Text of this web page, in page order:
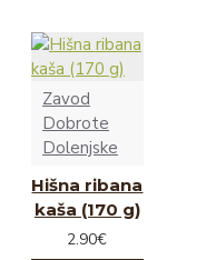
Zavod
Dobrote
Dolenjske
Hišna ribana
kaša (170 g)
2.90€